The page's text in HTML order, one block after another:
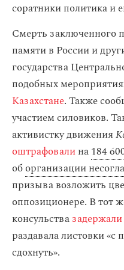
соратники политика и
Смерть заключенного
памяти в России и
государства
подобных
Казахстане. Также
участием силовиков.
активистку движения
оштрафовалина184
оборганизации
призыва возложить
оппозиционере. В тот
консульствазадержали
раздавала листовки
сдохнуть».